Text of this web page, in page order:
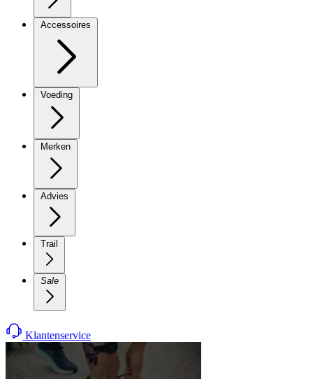
Accessoires
Voeding
Merken
Advies
Trail
Sale
Klantenservice